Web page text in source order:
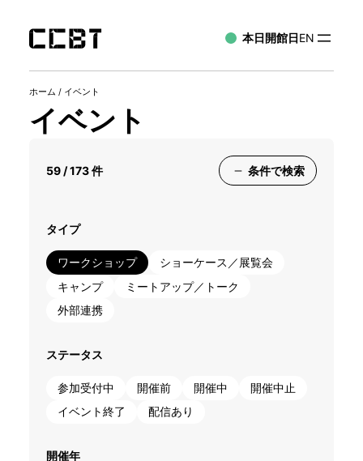
本日開館日EN
ホーム / イベント
イベント
59 / 173 件 条件で検索
タイプ
ワークショップ
ショーケース／展覧会
キャンプ
ミートアップ／トーク
外部連携
ステータス
参加受付中 開催前 開催中
開催中止
イベント終了
配信あり
開催年